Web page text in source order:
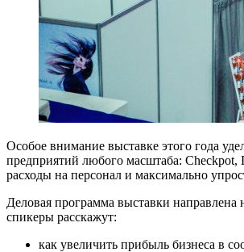
Особое внимание выставке этого года
предприятий любого масштаба:
расходы на персонал и максимально
Деловая программа выставки
спикеры расскажут:
как увеличить прибыль бизнеса в